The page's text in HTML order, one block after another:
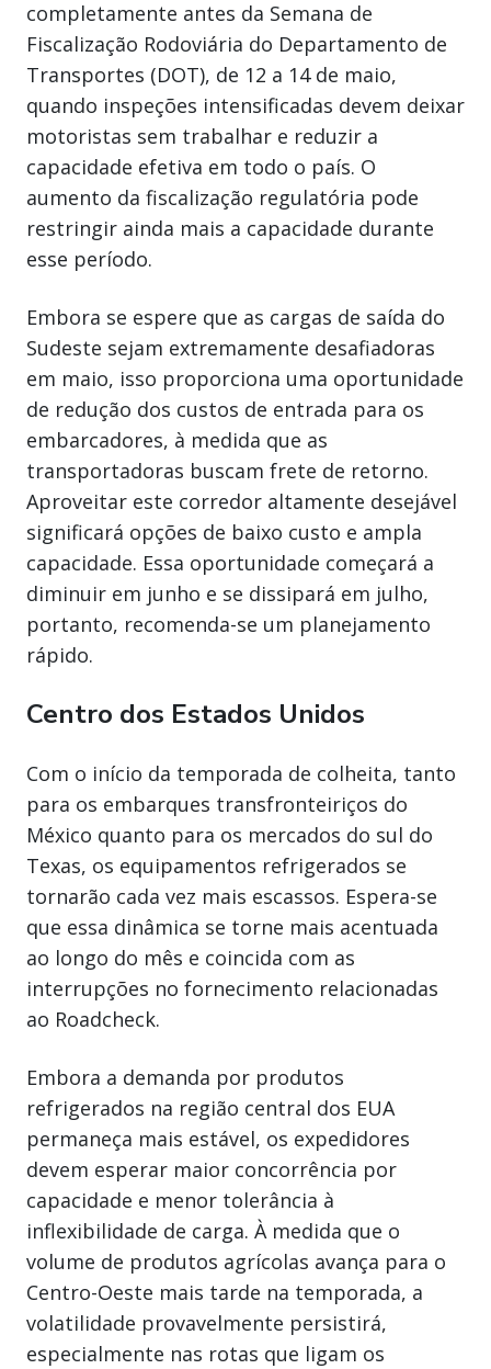
completamente antes da Semana de
Fiscalização Rodoviária do Departamento de
Transportes (DOT), de 12 a 14 de maio,
quando inspeções intensificadas devem deixar
motoristas sem trabalhar e reduzir a
capacidade efetiva em todo o país. O
aumento da fiscalização regulatória pode
restringir ainda mais a capacidade durante
esse período.
Embora se espere que as cargas de saída do
Sudeste sejam extremamente desafiadoras
em maio, isso proporciona uma oportunidade
de redução dos custos de entrada para os
embarcadores, à medida que as
transportadoras buscam frete de retorno.
Aproveitar este corredor altamente desejável
significará opções de baixo custo e ampla
capacidade. Essa oportunidade começará a
diminuir em junho e se dissipará em julho,
portanto, recomenda-se um planejamento
rápido.
Centro dos Estados Unidos
Com o início da temporada de colheita, tanto
para os embarques transfronteiriços do
México quanto para os mercados do sul do
Texas, os equipamentos refrigerados se
tornarão cada vez mais escassos. Espera-se
que essa dinâmica se torne mais acentuada
ao longo do mês e coincida com as
interrupções no fornecimento relacionadas
ao Roadcheck.
Embora a demanda por produtos
refrigerados na região central dos EUA
permaneça mais estável, os expedidores
devem esperar maior concorrência por
capacidade e menor tolerância à
inflexibilidade de carga. À medida que o
volume de produtos agrícolas avança para o
Centro-Oeste mais tarde na temporada, a
volatilidade provavelmente persistirá,
especialmente nas rotas que ligam os